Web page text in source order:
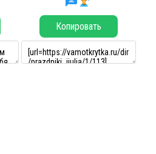
Копировать